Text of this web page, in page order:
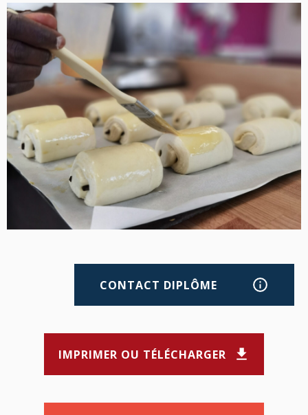
CONTACT DIPLÔME
IMPRIMER OU TÉLÉCHARGER